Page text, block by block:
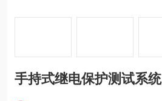
手持式继电保护测试系统